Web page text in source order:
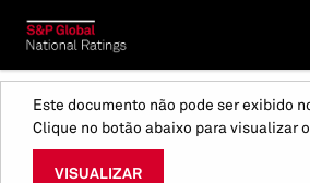
Este documento não pode ser exibido
Clique no botão abaixo para visualizar
VISUALIZAR